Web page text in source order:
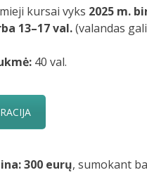
kursai vyks 2025 m.
13–17 val.(valandas
40 val.
300 eurų, sumokant